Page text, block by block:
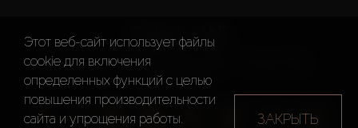
Dubai, UAE
14th Floor, Westburry Office Tower, Business Bay,
Dubai, UAE
Этот веб-сайт использует файлы
cookie для включения
определенных функций c целью
повышения производительности
сайта и упрощения работы.
ЗАКРЫТЬ